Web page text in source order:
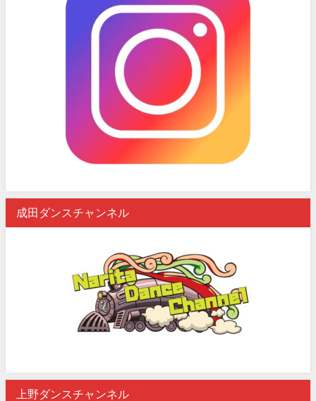
成田ダンスチャンネル
上野ダンスチャンネル